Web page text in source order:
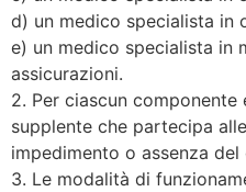
d) un medico specialista in
e) un medico specialista in
assicurazioni.
2. Per ciascun
supplente che partecipa
impedimento o assenza
3. Le modalità di